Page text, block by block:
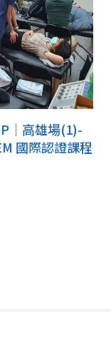
｜高雄場(1)-
國際認證課程